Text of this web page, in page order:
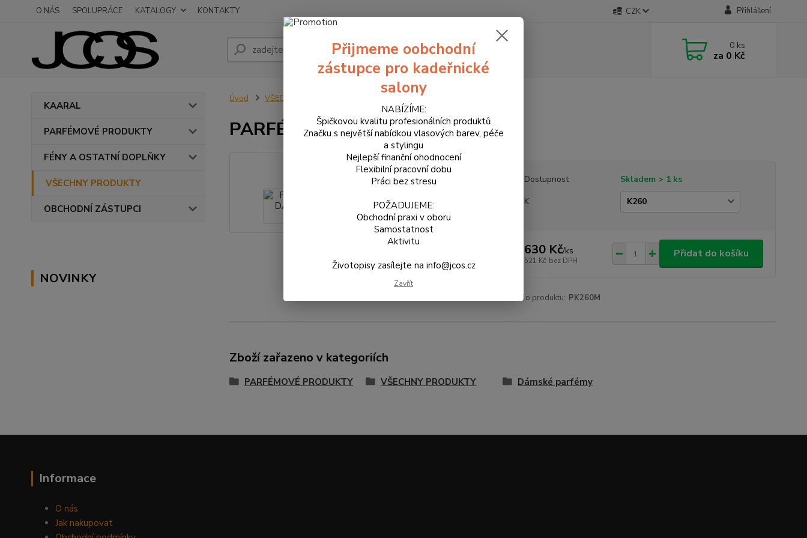
O NÁS SPOLUPRÁCE KATALOGY KONTAKTY CZK Přihlášení
Hledat 0 ks
za 0 Kč
KAARAL
PARFÉMOVÉ PRODUKTY
FÉNY A OSTATNÍ DOPLŇKY
VŠECHNY PRODUKTY
OBCHODNÍ ZÁSTUPCI
NOVINKY
Úvod VŠECHNY PRODUKTY PARFÉM DÁMSKÝ 50ml
PARFÉM DÁMSKÝ 50ml
Dostupnost
Skladem > 1 ks
K
630 Kč/ks
521 Kč bez DPH
Přidat do košíku
Číslo produktu: PK260M
Zboží zařazeno v kategoriích
PARFÉMOVÉ PRODUKTY VŠECHNY PRODUKTY Dámské parfémy
Informace
O nás
Jak nakupovat
Přijmeme oobchodní
zástupce pro kadeřnické
salony
NABÍZÍME:
Špičkovou kvalitu profesionálních produktů
Značku s největší nabídkou vlasových barev, péče
a stylingu
Nejlepší finanční ohodnocení
Flexibilní pracovní dobu
Práci bez stresu
POŽADUJEME:
Obchodní praxi v oboru
Samostatnost
Aktivitu
Životopisy zasílejte na info@jcos.cz
Zavřít